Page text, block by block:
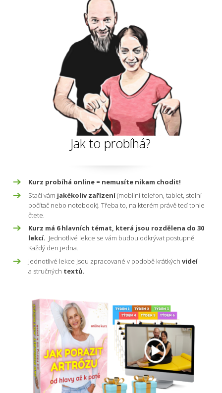
Jak to probíhá?
Kurz probíhá online = nemusíte nikam chodit!
Stačí vám jakékoliv zařízení(mobilní telefon, tablet, stolní
počítač nebo notebook). Třeba to, na kterém právě teď tohle
čtete.
Kurz má 6 hlavních témat, která jsou rozdělena do 30
lekcí. Jednotlivé lekce se vám budou odkrývat postupně.
Každý den jedna.
Jednotlivé lekce jsou zpracované v podobě krátkých videí
a stručných textů.